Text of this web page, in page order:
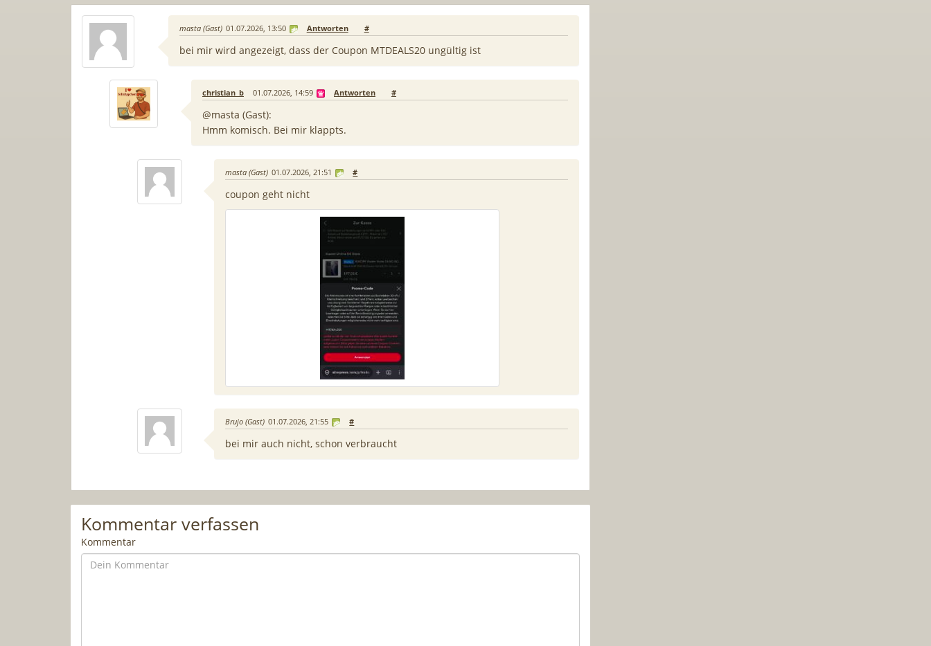
masta (Gast) 01.07.2026, 13:50 Antworten #
bei mir wird angezeigt, dass der Coupon MTDEALS20 ungültig ist
christian_b 01.07.2026, 14:59 Antworten #
@masta (Gast):
Hmm komisch. Bei mir klappts.
masta (Gast) 01.07.2026, 21:51 #
coupon geht nicht
Brujo (Gast) 01.07.2026, 21:55 #
bei mir auch nicht, schon verbraucht
Kommentar verfassen
Kommentar